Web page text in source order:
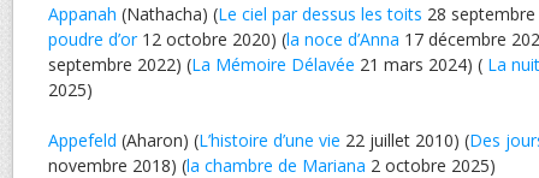
Appanah (Nathacha) (Le ciel par dessus les toits 28
poudre d’or12 octobre 2020) (la noce d’Anna 17 décembre
septembre 2022) (La Mémoire Délavée 21 mars 2024) ( La
2025)
Appefeld (Aharon) (L’histoire d’une vie 22 juillet 2010) (Des
novembre 2018) (la chambre de Mariana 2 octobre 2025)